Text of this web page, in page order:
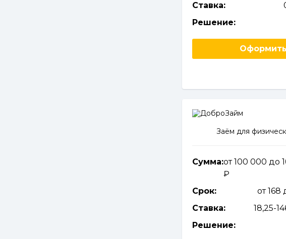
Ставка:
Решение:
Оформить
Заём для
Сумма:от 100 000 до
Срок:
от 168
Ставка:
18,25-
Решение: